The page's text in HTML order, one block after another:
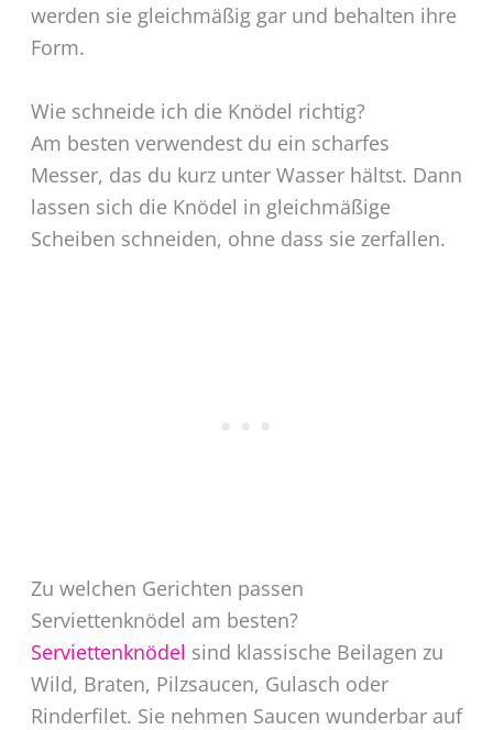
werden sie gleichmäßig gar und behalten ihre
Form.
Wie schneide ich die Knödel richtig?
Am besten verwendest du ein scharfes
Messer, das du kurz unter Wasser hältst. Dann
lassen sich die Knödel in gleichmäßige
Scheiben schneiden, ohne dass sie zerfallen.
Zu welchen Gerichten passen
Serviettenknödel am besten?
Serviettenknödel sind klassische Beilagen zu
Wild, Braten, Pilzsaucen, Gulasch oder
Rinderfilet. Sie nehmen Saucen wunderbar auf